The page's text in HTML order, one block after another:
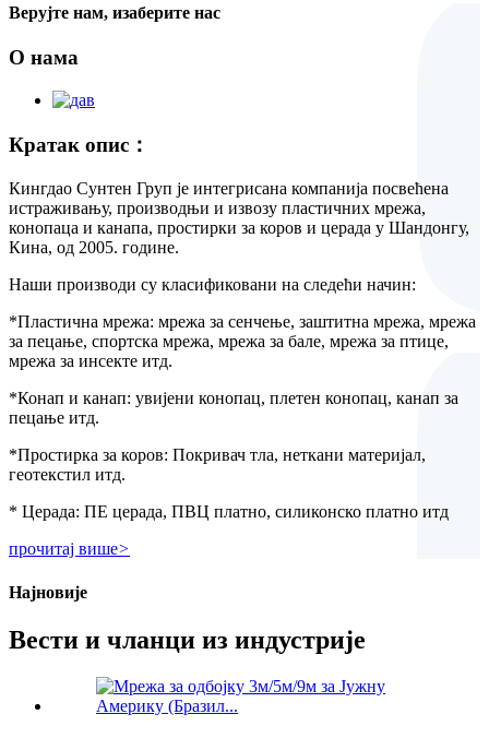
Верујте нам, изаберите нас
О нама
Кратак опис：
Кингдао Сунтен Груп је интегрисана компанија посвећена
истраживању, производњи и извозу пластичних мрежа,
конопаца и канапа, простирки за коров и церада у Шандонгу,
Кина, од 2005. године.
Наши производи су класификовани на следећи начин:
*Пластична мрежа: мрежа за сенчење, заштитна мрежа, мрежа
за пецање, спортска мрежа, мрежа за бале, мрежа за птице,
мрежа за инсекте итд.
*Конап и канап: увијени конопац, плетен конопац, канап за
пецање итд.
*Простирка за коров: Покривач тла, неткани материјал,
геотекстил итд.
* Церада: ПЕ церада, ПВЦ платно, силиконско платно итд
прочитај више>
Најновије
Вести и чланци из индустрије